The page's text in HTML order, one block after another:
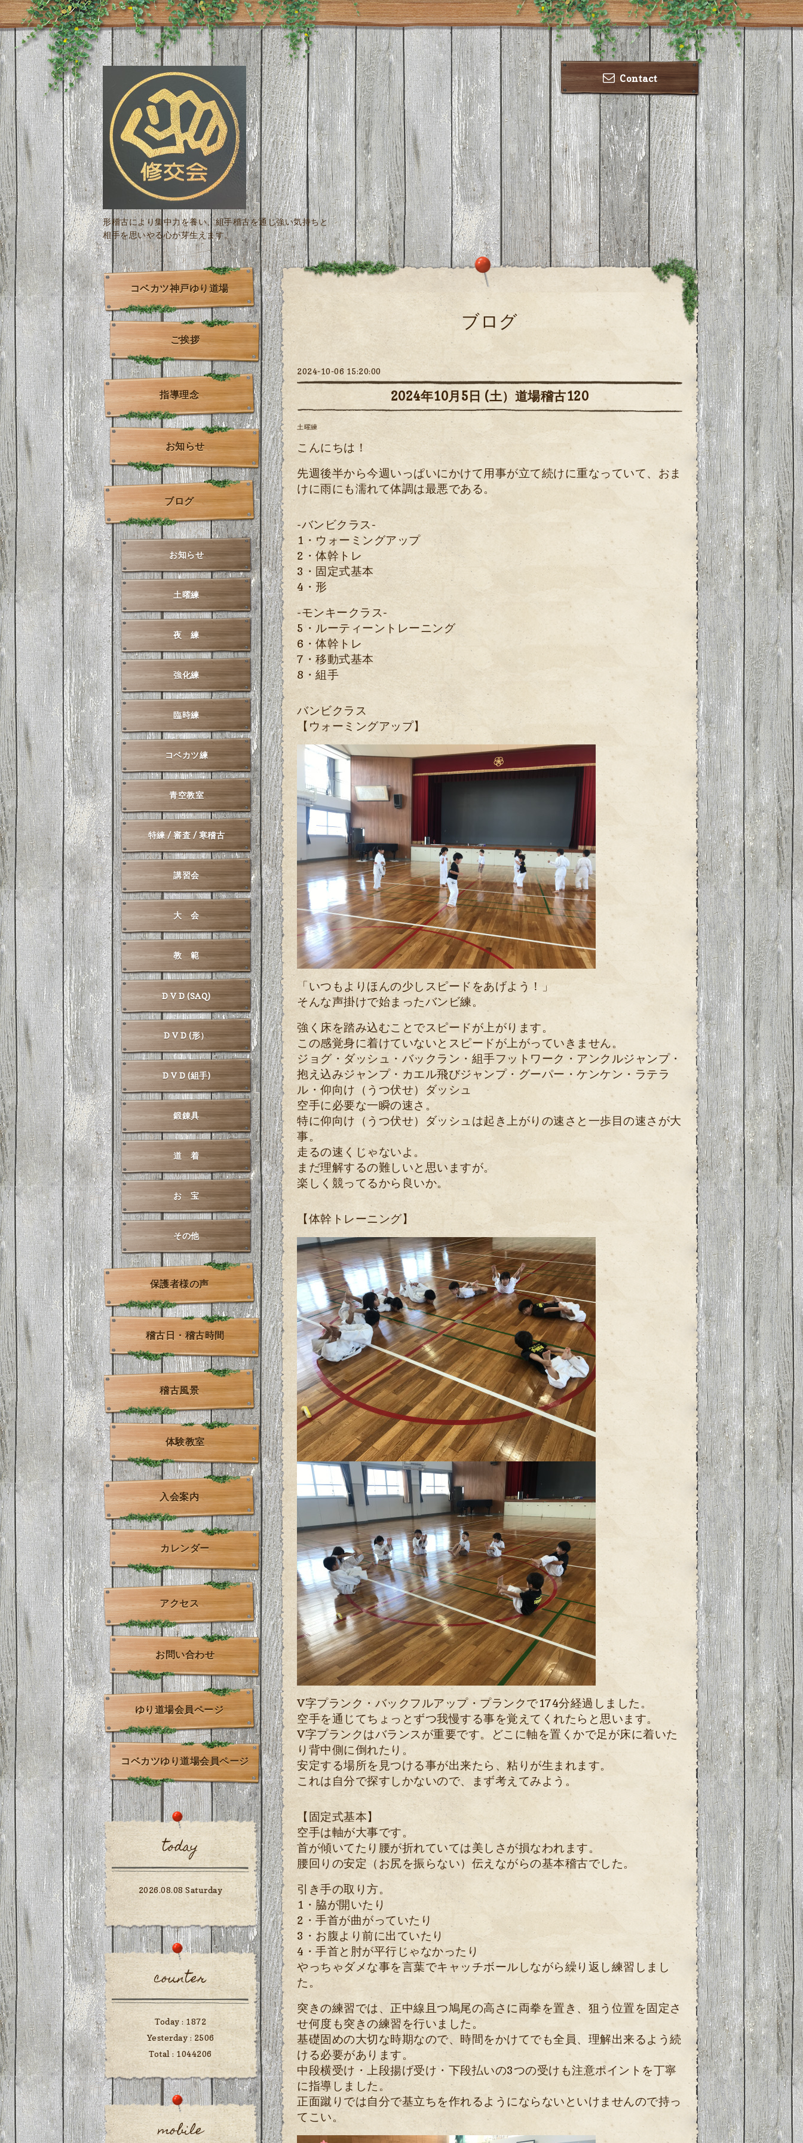
Contact
形稽古により集中力を養い、組手稽古を通じ強い気持ちと
相手を思いやる心が芽生えます。
ブログ
2024-10-06 15:20:00
2024年10月5日 (土）道場稽古120
土曜練
こんにちは！
先週後半から今週いっぱいにかけて用事が立て続けに重なっていて、おま
けに雨にも濡れて体調は最悪である。
-バンビクラス-
1・ウォーミングアップ
2・体幹トレ
3・固定式基本
4・形
-モンキークラス-
5・ルーティーントレーニング
6・体幹トレ
7・移動式基本
8・組手
バンビクラス
【ウォーミングアップ】
「いつもよりほんの少しスピードをあげよう！」
そんな声掛けで始まったバンビ練。
強く床を踏み込むことでスピードが上がります。
この感覚身に着けていないとスピードが上がっていきません。
ジョグ・ダッシュ・バックラン・組手フットワーク・アンクルジャンプ・
抱え込みジャンプ・カエル飛びジャンプ・グーパー・ケンケン・ラテラ
ル・仰向け（うつ伏せ）ダッシュ
空手に必要な一瞬の速さ。
特に仰向け（うつ伏せ）ダッシュは起き上がりの速さと一歩目の速さが大
事。
走るの速くじゃないよ。
まだ理解するの難しいと思いますが。
楽しく競ってるから良いか。
【体幹トレーニング】
V字プランク・バックフルアップ・プランクで174分経過しました。
空手を通じてちょっとずつ我慢する事を覚えてくれたらと思います。
V字プランクはバランスが重要です。どこに軸を置くかで足が床に着いた
り背中側に倒れたり。
安定する場所を見つける事が出来たら、粘りが生まれます。
これは自分で探すしかないので、まず考えてみよう。
【固定式基本】
空手は軸が大事です。
首が傾いてたり腰が折れていては美しさが損なわれます。
腰回りの安定（お尻を振らない）伝えながらの基本稽古でした。
引き手の取り方。
1・脇が開いたり
2・手首が曲がっていたり
3・お腹より前に出ていたり
4・手首と肘が平行じゃなかったり
やっちゃダメな事を言葉でキャッチボールしながら繰り返し練習しまし
た。
突きの練習では、正中線且つ鳩尾の高さに両拳を置き、狙う位置を固定さ
せ何度も突きの練習を行いました。
基礎固めの大切な時期なので、時間をかけてでも全員、理解出来るよう続
ける必要があります。
中段横受け・上段揚げ受け・下段払いの3つの受けも注意ポイントを丁寧
に指導しました。
正面蹴りでは自分で基立ちを作れるようにならないといけませんので持っ
てこい。
コベカツ神戸ゆり道場
ご挨拶
指導理念
お知らせ
ブログ
お知らせ
土曜練
夜 練
強化練
臨時練
コベカツ練
青空教室
特練 / 審査 / 寒稽古
講習会
大 会
教 範
D V D (SAQ)
D V D (形）
D V D (組手)
鍛錬具
道 着
お 宝
その他
保護者様の声
稽古日・稽古時間
稽古風景
体験教室
入会案内
カレンダー
アクセス
お問い合わせ
ゆり道場会員ページ
コベカツゆり道場会員ページ
today
2026.08.08 Saturday
counter
Today : 1872
Yesterday : 2506
Total : 1044206
mobile